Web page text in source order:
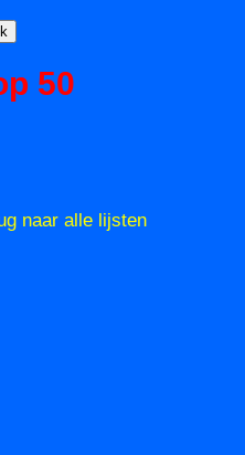
50
naar alle lijsten